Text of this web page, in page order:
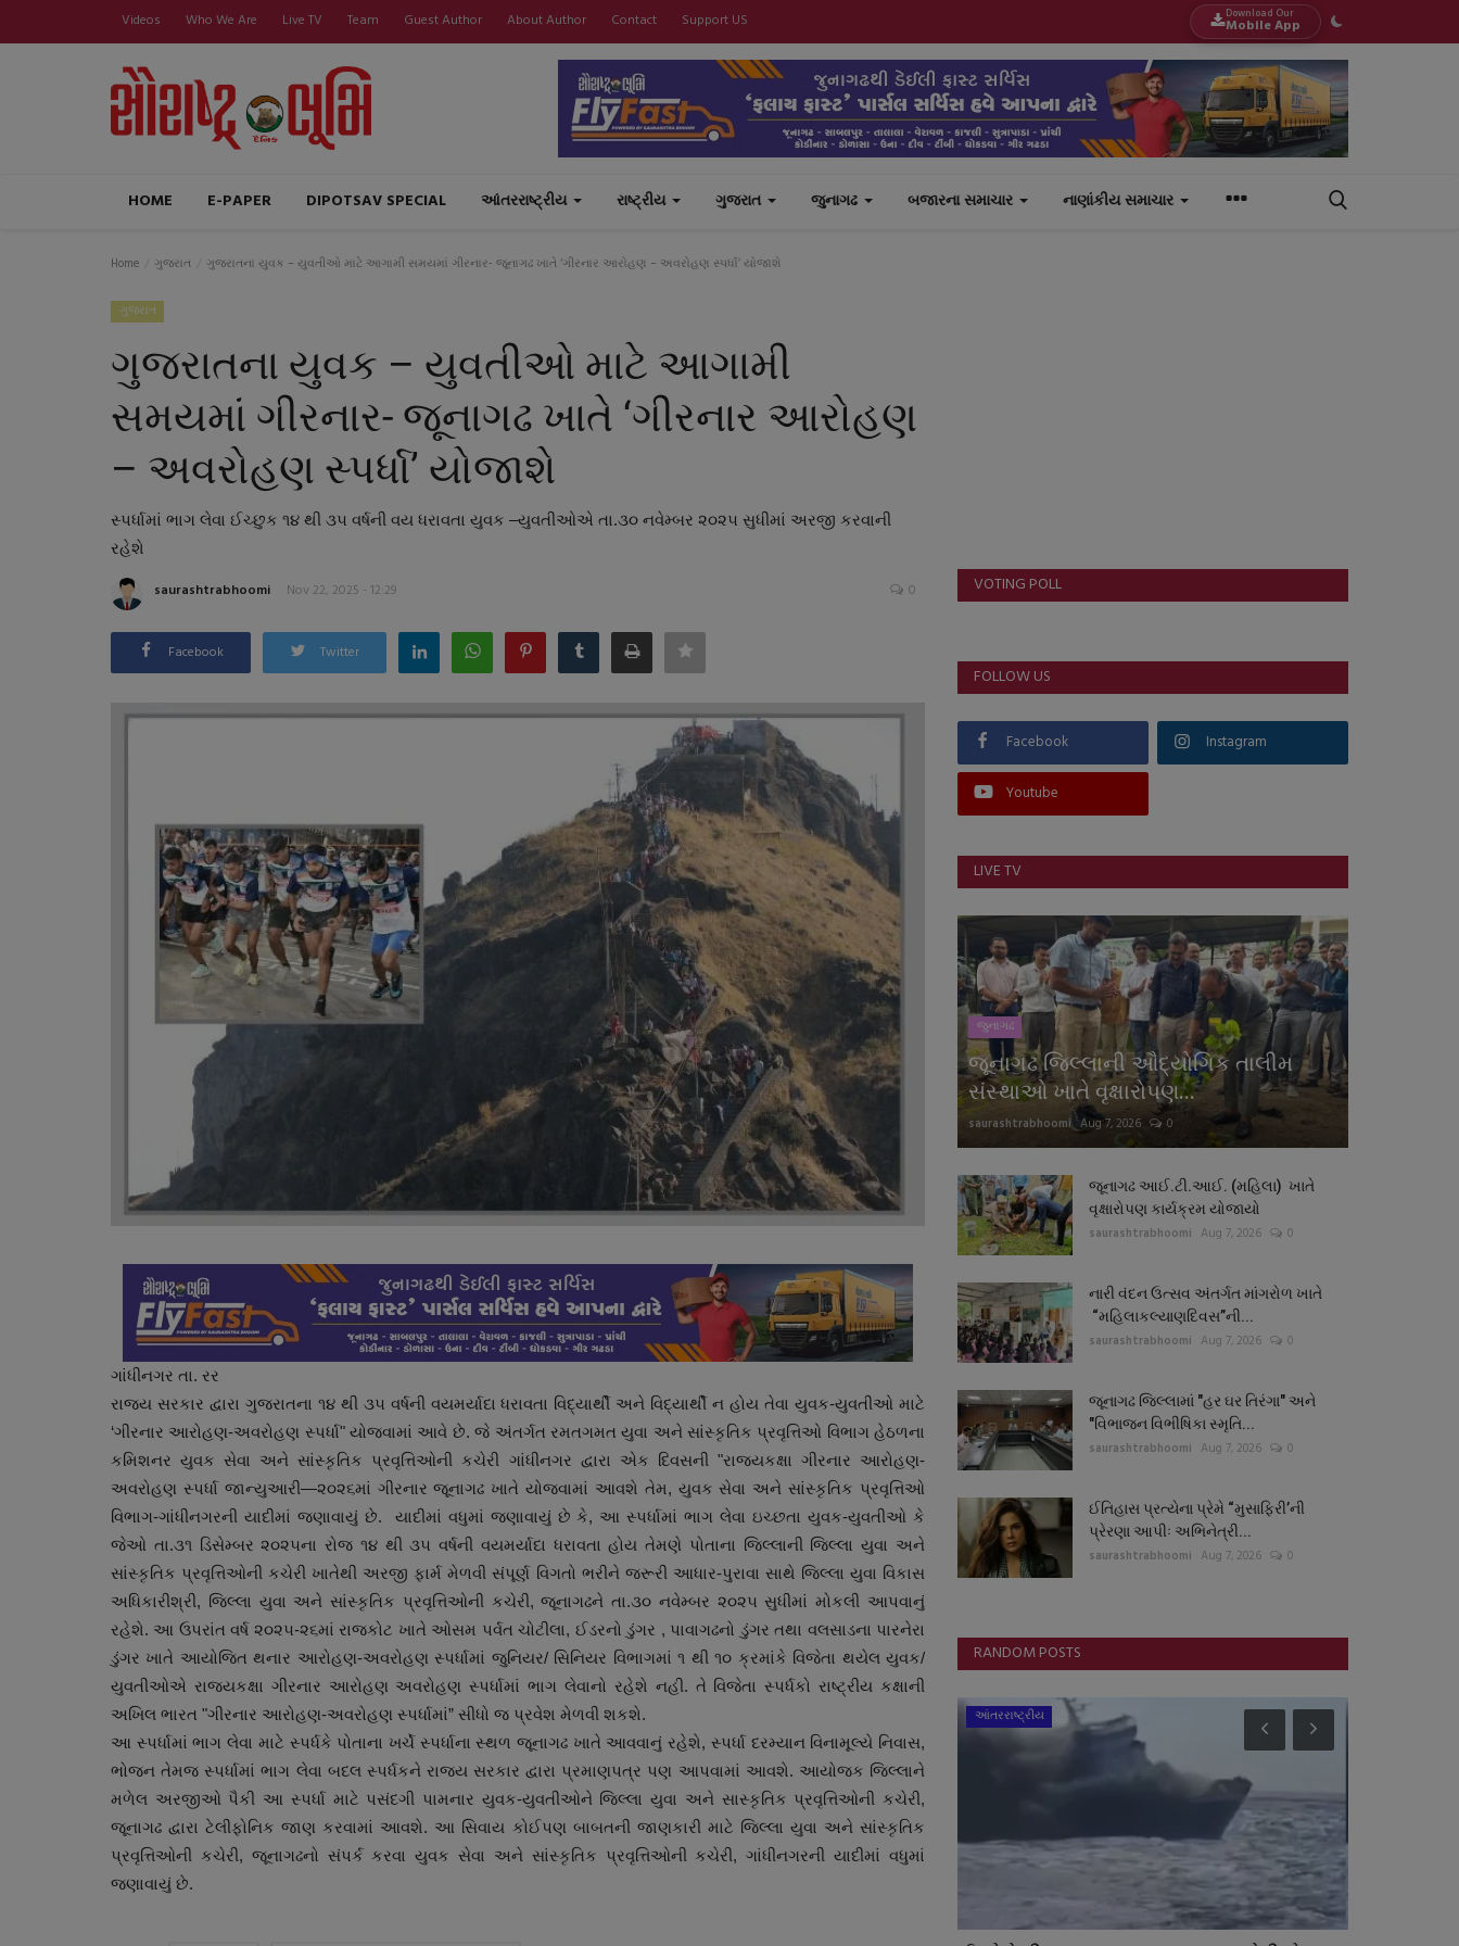
Videos Who We Are Live TV Team Guest Author About Author Contact Support US Download Our
Mobile App
HOME E-PAPER DIPOTSAV SPECIAL આંતરરાષ્ટ્રીય રાષ્ટ્રીય ગુજરાત જુનાગઢ બજારના સમાચાર નાણાંકીય સમાચાર
Home ગુજરાત ગુજરાતના યુવક – યુવતીઓ માટે આગામી સમયમાં ગીરનાર- જૂનાગઢ ખાતે ‘ગીરનાર આરોહણ – અવરોહણ સ્પર્ધા’ યોજાશે
ગુજરાત
ગુજરાતના યુવક – યુવતીઓ માટે આગામી
સમયમાં ગીરનાર- જૂનાગઢ ખાતે ‘ગીરનાર આરોહણ
– અવરોહણ સ્પર્ધા’ યોજાશે
સ્પર્ધામાં ભાગ લેવા ઈચ્છુક ૧૪ થી ૩૫ વર્ષની વય ધરાવતા યુવક –યુવતીઓએ તા.૩૦ નવેમ્બર ૨૦૨૫ સુધીમાં અરજી કરવાની
રહેશે
saurashtrabhoomi Nov 22, 2025 - 12:29 0
Facebook Twitter
ગાંધીનગર તા. રર
રાજ્ય સરકાર દ્વારા ગુજરાતના ૧૪ થી ૩૫ વર્ષની વયમર્યાદા ધરાવતા વિદ્યાર્થી અને વિદ્યાર્થી ન હોય તેવા યુવક-યુવતીઓ માટે
‘ગીરનાર આરોહણ-અવરોહણ સ્પર્ધા" યોજવામાં આવે છે. જે અંતર્ગત રમતગમત યુવા અને સાંસ્કૃતિક પ્રવૃત્તિઓ વિભાગ હેઠળના
કમિશનર યુવક સેવા અને સાંસ્કૃતિક પ્રવૃત્તિઓની કચેરી ગાંધીનગર દ્વારા એક દિવસની "રાજ્યકક્ષા ગીરનાર આરોહણ-
અવરોહણ સ્પર્ધા જાન્યુઆરી—૨૦૨૬માં ગીરનાર જૂનાગઢ ખાતે યોજવામાં આવશે તેમ, યુવક સેવા અને સાંસ્કૃતિક પ્રવૃત્તિઓ
વિભાગ-ગાંધીનગરની યાદીમાં જણાવાયું છે. યાદીમાં વધુમાં જણાવાયું છે કે, આ સ્પર્ધામાં ભાગ લેવા ઇચ્છતા યુવક-યુવતીઓ કે
જેઓ તા.૩૧ ડિસેમ્બર ૨૦૨૫ના રોજ ૧૪ થી ૩૫ વર્ષની વયમર્યાદા ધરાવતા હોય તેમણે પોતાના જિલ્લાની જિલ્લા યુવા અને
સાંસ્કૃતિક પ્રવૃત્તિઓની કચેરી ખાતેથી અરજી ફાર્મ મેળવી સંપૂર્ણ વિગતો ભરીને જરૂરી આધાર-પુરાવા સાથે જિલ્લા યુવા વિકાસ
અધિકારીશ્રી, જિલ્લા યુવા અને સાંસ્કૃતિક પ્રવૃત્તિઓની કચેરી, જૂનાગઢને તા.૩૦ નવેમ્બર ૨૦૨૫ સુધીમાં મોકલી આપવાનું
રહેશે. આ ઉપરાંત વર્ષ ૨૦૨૫-૨૬માં રાજકોટ ખાતે ઓસમ પર્વત ચોટીલા, ઈડરનો ડુંગર , પાવાગઢનો ડુંગર તથા વલસાડના પારનેરા
ડુંગર ખાતે આયોજિત થનાર આરોહણ-અવરોહણ સ્પર્ધામાં જુનિયર/ સિનિયર વિભાગમાં ૧ થી ૧૦ ક્રમાંકે વિજેતા થયેલ યુવક/
યુવતીઓએ રાજ્યકક્ષા ગીરનાર આરોહણ અવરોહણ સ્પર્ધામાં ભાગ લેવાનો રહેશે નહી. તે વિજેતા સ્પર્ધકો રાષ્ટ્રીય કક્ષાની
અખિલ ભારત "ગીરનાર આરોહણ-અવરોહણ સ્પર્ધામાં” સીધો જ પ્રવેશ મેળવી શકશે.
આ સ્પર્ધામાં ભાગ લેવા માટે સ્પર્ધકે પોતાના ખર્ચે સ્પર્ધાના સ્થળ જૂનાગઢ ખાતે આવવાનું રહેશે, સ્પર્ધા દરમ્યાન વિનામૂલ્યે નિવાસ,
ભોજન તેમજ સ્પર્ધામાં ભાગ લેવા બદલ સ્પર્ધકને રાજ્ય સરકાર દ્વારા પ્રમાણપત્ર પણ આપવામાં આવશે. આયોજક જિલ્લાને
મળેલ અરજીઓ પૈકી આ સ્પર્ધા માટે પસંદગી પામનાર યુવક-યુવતીઓને જિલ્લા યુવા અને સાસ્કૃતિક પ્રવૃત્તિઓની કચેરી,
જૂનાગઢ દ્વારા ટેલીફોનિક જાણ કરવામાં આવશે. આ સિવાય કોઈપણ બાબતની જાણકારી માટે જિલ્લા યુવા અને સાંસ્કૃતિક
પ્રવૃત્તિઓની કચેરી, જૂનાગઢનો સંપર્ક કરવા યુવક સેવા અને સાંસ્કૃતિક પ્રવૃત્તિઓની કચેરી, ગાંધીનગરની યાદીમાં વધુમાં
જણાવાયું છે.
VOTING POLL
FOLLOW US
Facebook Instagram
Youtube
LIVE TV
જુનાગઢ
જૂનાગઢ જિલ્લાની ઔદ્યોગિક તાલીમ
સંસ્થાઓ ખાતે વૃક્ષારોપણ...
saurashtrabhoomi Aug 7, 2026 0
જૂનાગઢ આઈ.ટી.આઈ. (મહિલા) ખાતે
વૃક્ષારોપણ કાર્યક્રમ યોજાયો
saurashtrabhoomi Aug 7, 2026 0
નારી વંદન ઉત્સવ અંતર્ગત માંગરોળ ખાતે
“મહિલાકલ્યાણદિવસ”ની...
saurashtrabhoomi Aug 7, 2026 0
જૂનાગઢ જિલ્લામાં "હર ઘર તિરંગા" અને
"વિભાજન વિભીષિકા સ્મૃતિ...
saurashtrabhoomi Aug 7, 2026 0
ઈતિહાસ પ્રત્યેના પ્રેમે “મુસાફિરી’ની
પ્રેરણા આપીઃ અભિનેત્રી...
saurashtrabhoomi Aug 7, 2026 0
RANDOM POSTS
ગુનાખોરી બોલિવૂડ આંતરરાષ્ટ્રીય